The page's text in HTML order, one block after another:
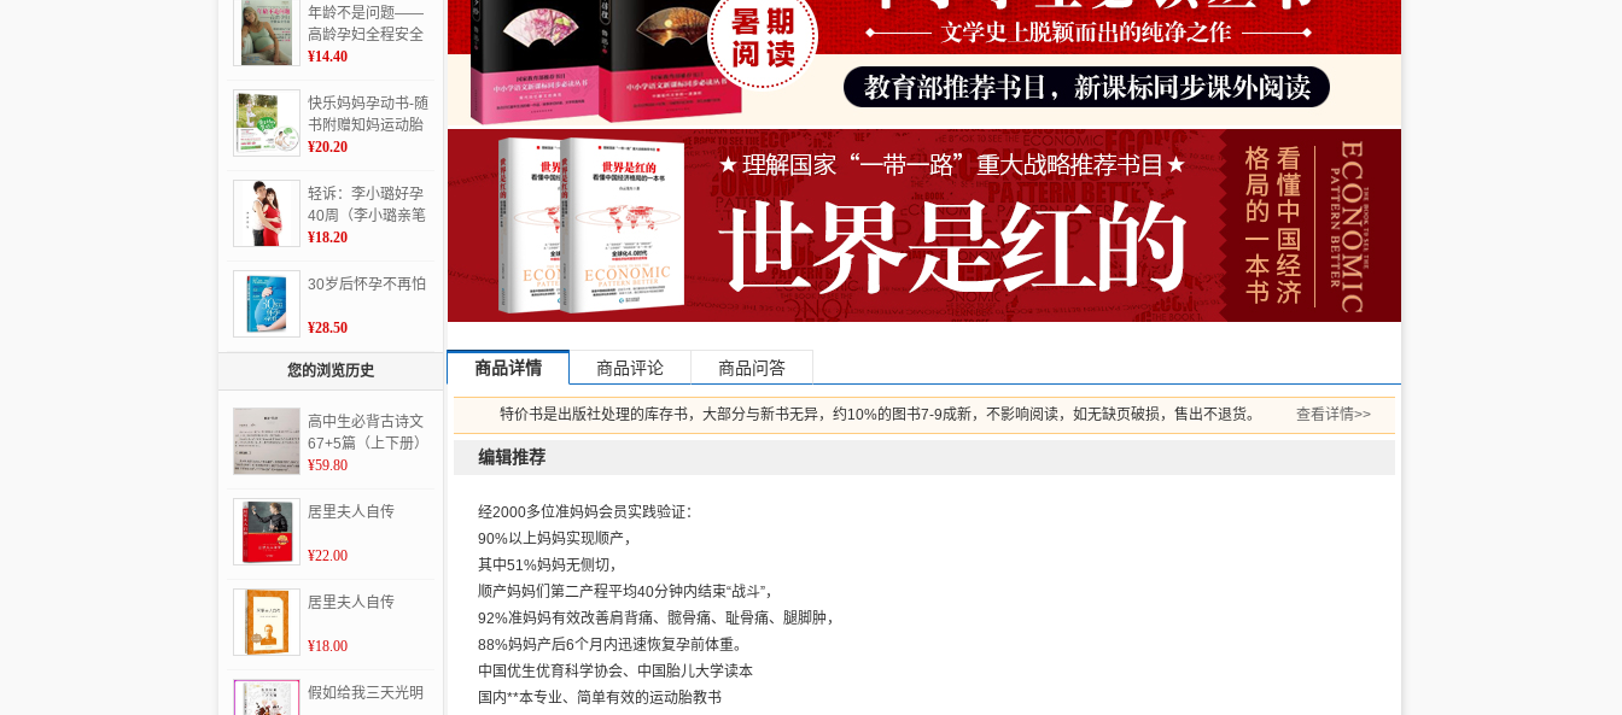
年龄不是问题——
高龄孕妇全程安全
手册
¥14.40
快乐妈妈孕动书-随
书附赠知妈运动胎
教背景音乐CD
¥20.20
轻诉：李小璐好孕
40周（李小璐亲笔
作品讲述自己生产
张次公开照片传递
¥18.20
30岁后怀孕不再怕
¥28.50
您的浏览历史
高中生必背古诗文
67+5篇（上下册）
（高中生必备 根据
文教材、《普通高
编写 含文言文32
¥59.80
居里夫人自传
¥22.00
居里夫人自传
¥18.00
假如给我三天光明
商品详情 商品评论 商品问答
特价书是出版社处理的库存书，大部分与新书无异，约10%的图书7-9成新，不影响阅读，如无缺页破损，售出不退货。 查看详情>>
编辑推荐
经2000多位准妈妈会员实践验证：
90%以上妈妈实现顺产，
其中51%妈妈无侧切，
顺产妈妈们第二产程平均40分钟内结束“战斗”，
92%准妈妈有效改善肩背痛、髋骨痛、耻骨痛、腿脚肿，
88%妈妈产后6个月内迅速恢复孕前体重。
中国优生优育科学协会、中国胎儿大学读本
国内**本专业、简单有效的运动胎教书